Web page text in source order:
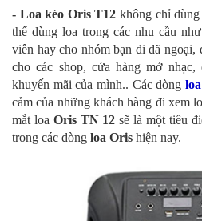
- Loa kéo Oris T12 không chỉ
thể dùng loa trong các nhu cầu
viên hay cho nhóm bạn đi dã ngoại,
cho các shop, cửa hàng mở nhạc,
khuyến mãi của mình.. Các dòng
cảm của những khách hàng đi xem
mắt loa Oris TN 12 sẽ là một tiêu
trong các dòng loa Oris hiện nay.